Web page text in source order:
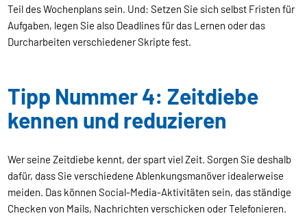
Teil des Wochenplans sein. Und: Setzen Sie sich selbst Fristen für
Aufgaben, legen Sie also Deadlines für das Lernen oder das
Durcharbeiten verschiedener Skripte fest.
Tipp Nummer 4: Zeitdiebe
kennen und reduzieren
Wer seine Zeitdiebe kennt, der spart viel Zeit. Sorgen Sie deshalb
dafür, dass Sie verschiedene Ablenkungsmanöver idealerweise
meiden. Das können Social-Media-Aktivitäten sein, das ständige
Checken von Mails, Nachrichten verschicken oder Telefonieren.